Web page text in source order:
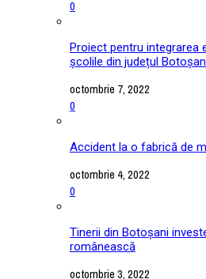
0
Proiect pentru integrarea
școlile din județul
octombrie 7, 2022
0
Accident la o fabrică de
octombrie 4, 2022
0
Tinerii din Botoșani
românească
octombrie 3, 2022